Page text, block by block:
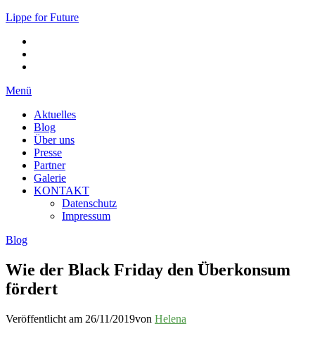
Lippe for Future
Menü
Aktuelles
Blog
Über uns
Presse
Partner
Galerie
KONTAKT
Datenschutz
Impressum
Blog
Wie der Black Friday den Überkonsum
fördert
Veröffentlicht am 26/11/2019von Helena